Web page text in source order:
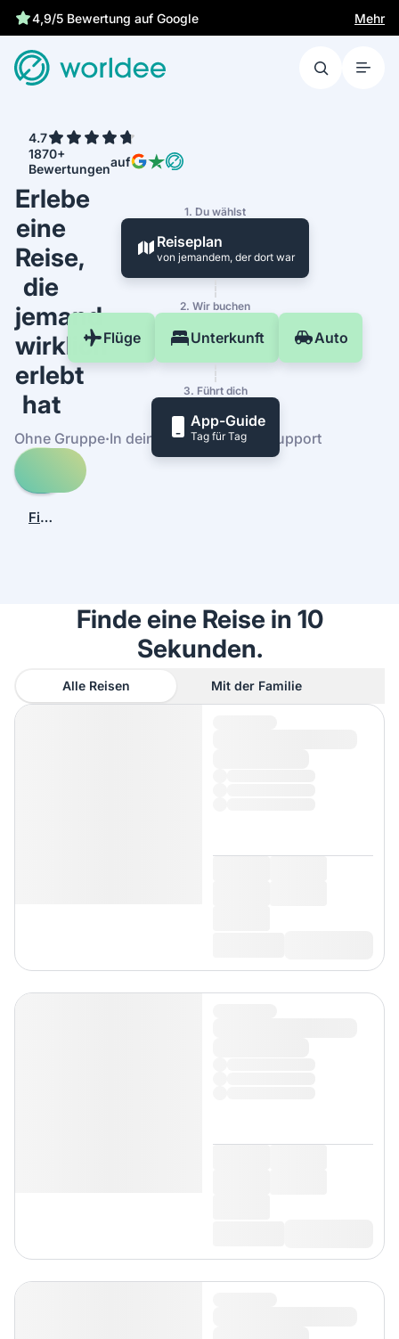
4,9/5 Bewertung auf Google
Mehr
4.7
1870+
Bewertungenauf
Erlebe
eine
Reise,
die
jemand
wirklich
erlebt
hat
Ohne Gruppe·In deinem Tempo·24/7-Support
Entdecke
Reisen
Fterno
Finde
1. Du wählst
Reiseplan
von jemandem, der dort war
2. Wir buchen
Flüge Unterkunft Auto
3. Führt dich
App-Guide
Tag für Tag
Finde eine Reise in 10
Sekunden.
Alle Reisen Mit der Familie